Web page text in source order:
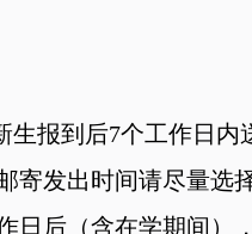
报到后7个工作日内
寄发出时间请尽量选
日后（含在学期间）